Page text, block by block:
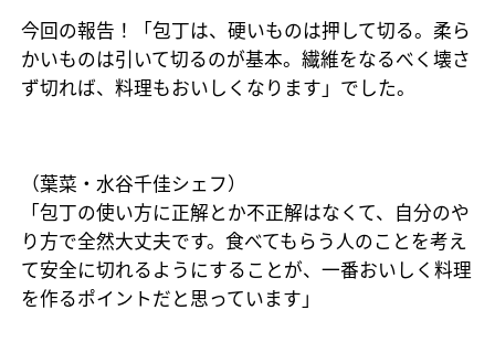
今回の報告！「包丁は、硬いものは押して切る。柔ら
かいものは引いて切るのが基本。繊維をなるべく壊さ
ず切れば、料理もおいしくなります」でした。
（葉菜・水谷千佳シェフ）
「包丁の使い方に正解とか不正解はなくて、自分のや
り方で全然大丈夫です。食べてもらう人のことを考え
て安全に切れるようにすることが、一番おいしく料理
を作るポイントだと思っています」